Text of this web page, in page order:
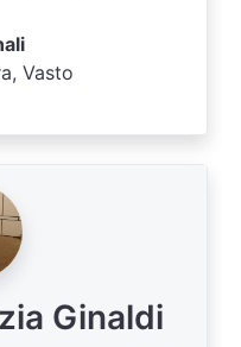
Vasto
Ginaldi